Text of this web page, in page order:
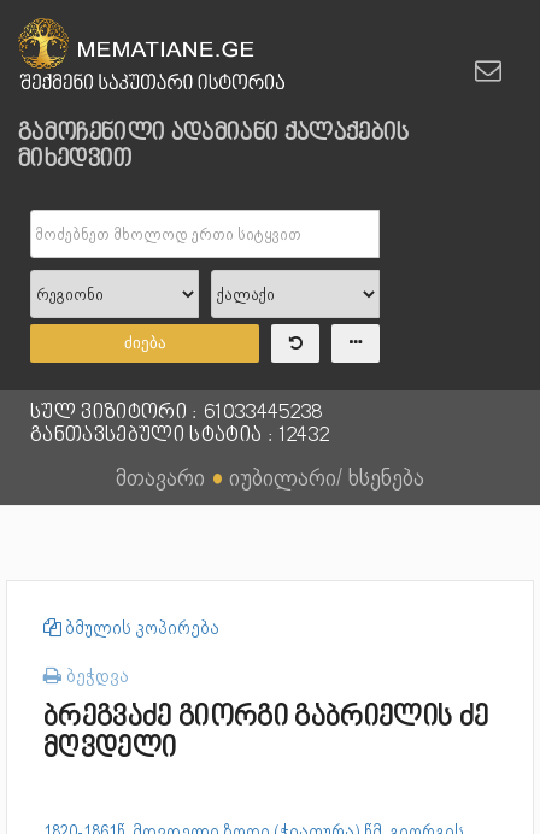
გამოჩენილი ადამიანი ქალაქების
მიხედვით
ძიება
სულ ვიზიტორი : 61033445238
განთავსებული სტატია : 12432
მთავარი ● იუბილარი/ ხსენება
ბმულის კოპირება
ბეჭდვა
ბრეგვაძე გიორგი გაბრიელის ძე
მღვდელი